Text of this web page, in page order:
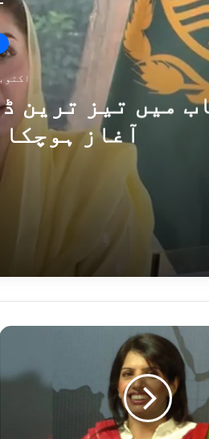
اکتوبر
میں تیز ترین
آغاز
تیز ترین ڈویلپمنٹ کے جدید